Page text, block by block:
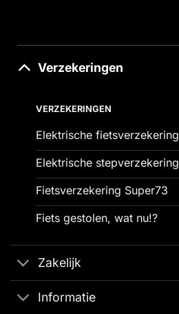
Verzekeringen
VERZEKERINGEN
Elektrische fietsverzekering
Elektrische stepverzekering
Fietsverzekering Super73
Fiets gestolen, wat nu!?
Zakelijk
Informatie